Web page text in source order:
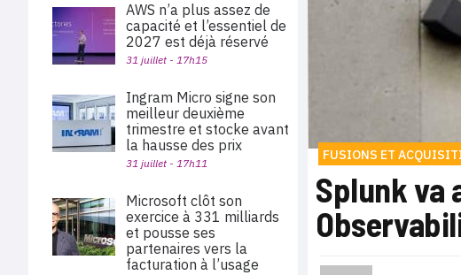
FUSIONS ET
Splunk va
AWS n’a plus assez de
capacité et l’essentiel de
2027 est déjà réservé
31 juillet - 17h15
Ingram Micro signe son
meilleur deuxième
trimestre et stocke avant
la hausse des prix
31 juillet - 17h11
Microsoft clôt son
exercice à 331 milliards
et pousse ses
partenaires vers la
facturation à l’usage